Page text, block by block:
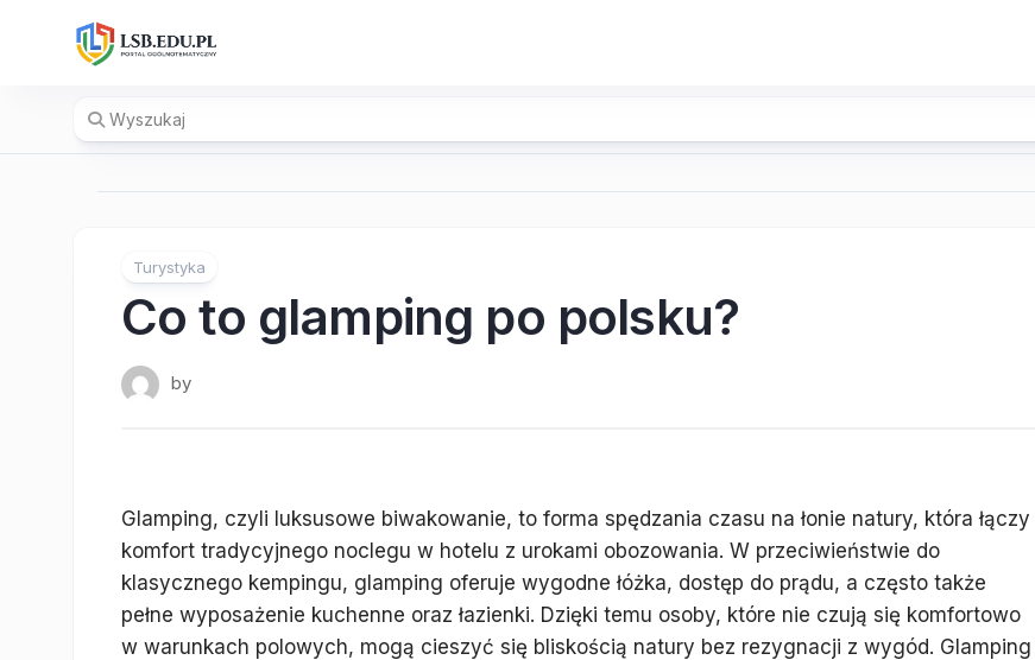
Turystyka
Co to glamping po polsku?
by
Glamping, czyli luksusowe biwakowanie, to forma spędzania czasu na łonie natury, która łączy
komfort tradycyjnego noclegu w hotelu z urokami obozowania. W przeciwieństwie do
klasycznego kempingu, glamping oferuje wygodne łóżka, dostęp do prądu, a często także
pełne wyposażenie kuchenne oraz łazienki. Dzięki temu osoby, które nie czują się komfortowo
w warunkach polowych, mogą cieszyć się bliskością natury bez rezygnacji z wygód. Glamping